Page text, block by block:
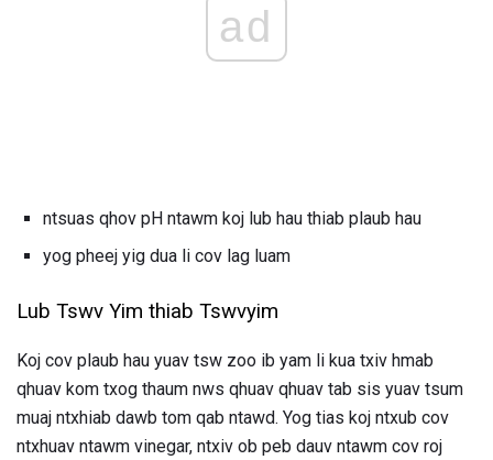
ad
ntsuas qhov pH ntawm koj lub hau thiab plaub hau
yog pheej yig dua li cov lag luam
Lub Tswv Yim thiab Tswvyim
Koj cov plaub hau yuav tsw zoo ib yam li kua txiv hmab
qhuav kom txog thaum nws qhuav qhuav tab sis yuav tsum
muaj ntxhiab dawb tom qab ntawd. Yog tias koj ntxub cov
ntxhuav ntawm vinegar, ntxiv ob peb dauv ntawm cov roj